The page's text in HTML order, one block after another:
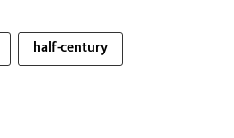
half-century